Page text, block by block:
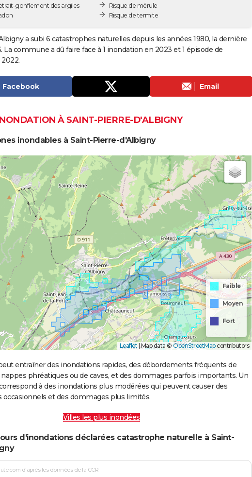
gonflement des argiles
Risque de mérule
Risque de termite
a subi 6 catastrophes naturelles depuis les années 1980, la dernière
La commune a dû faire face à 1 inondation en 2023 et 1 épisode de
Facebook Email
À SAINT-PIERRE-D'ALBIGNY
inondables à Saint-Pierre-d'Albigny
Faible
Moyen
Fort
Leaflet Map data © OpenStreetMapcontributors
entraîner des inondations rapides, des débordements fréquents de
nappes phréatiques ou de caves, et des dommages parfois importants. Un
à des inondations plus modérées qui peuvent causer des
et des dommages plus limités.
Villes les plus inondées
d'inondations déclarées catastrophe naturelle à Saint-
d'après les données de la CCR